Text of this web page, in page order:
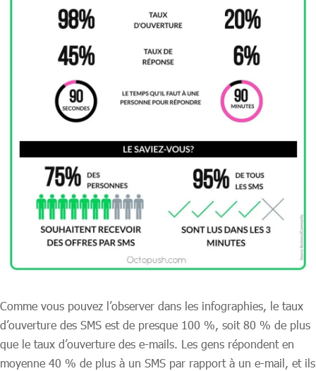
Comme vous pouvez l’observer dans les infographies, le taux
d’ouverture des SMS est de presque 100 %, soit 80 % de plus
que le taux d’ouverture des e-mails. Les gens répondent en
moyenne 40 % de plus à un SMS par rapport à un e-mail, et ils